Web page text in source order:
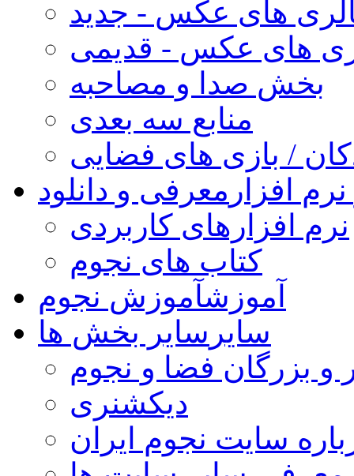
های عکس - جدید
های عکس - قدیمی
بخش صدا و مصاحبه
منابع سه بعدی
/ بازی های فضایی
افزار معرفی و دانلود
نرم افزارهای کاربردی
کتاب های نجوم
آموزشآموزش نجوم
سایر سایر بخش ها
و بزرگان فضا و نجوم
دیکشنری
سایت نجوم ایران